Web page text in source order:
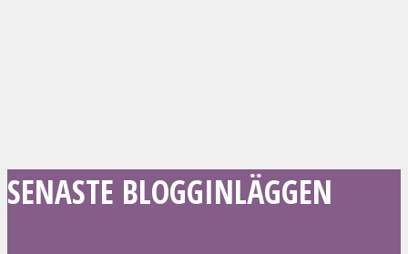
SENASTE BLOGGINLÄGGEN